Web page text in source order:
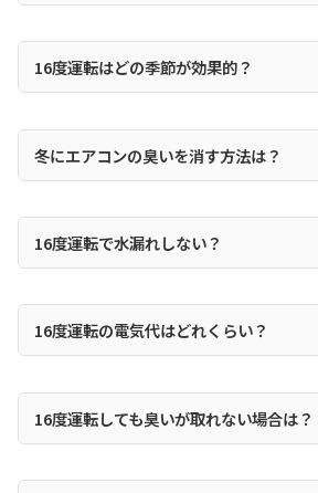
16度運転はどの季節が効果的？
冬にエアコンの臭いを消す方法は？
16度運転で水漏れしない？
16度運転の電気代はどれくらい？
16度運転しても臭いが取れない場合は？